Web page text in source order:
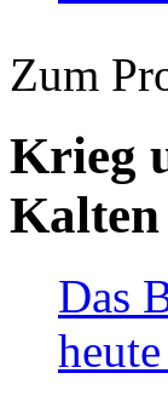
Zum
Krieg
Das